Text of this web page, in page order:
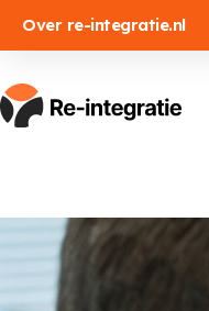
Over re-integratie.nl